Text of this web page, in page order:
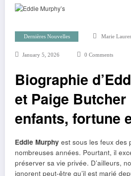
Dernières Nouvelles Marie
January 5, 2026 0 Comments
Biographie
et Paige Butcher
enfants, fortune
Eddie Murphy est sous les feux des
nombreuses années. Pourtant, il
préserver sa vie privée. D’ailleurs,
ignorent peut-être qu’il est marié